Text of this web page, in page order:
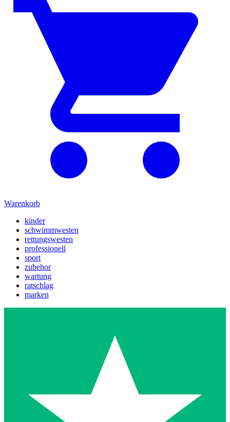
Warenkorb
kinder
schwimmwesten
rettungswesten
professionell
sport
zubehor
wartung
ratschlag
marken